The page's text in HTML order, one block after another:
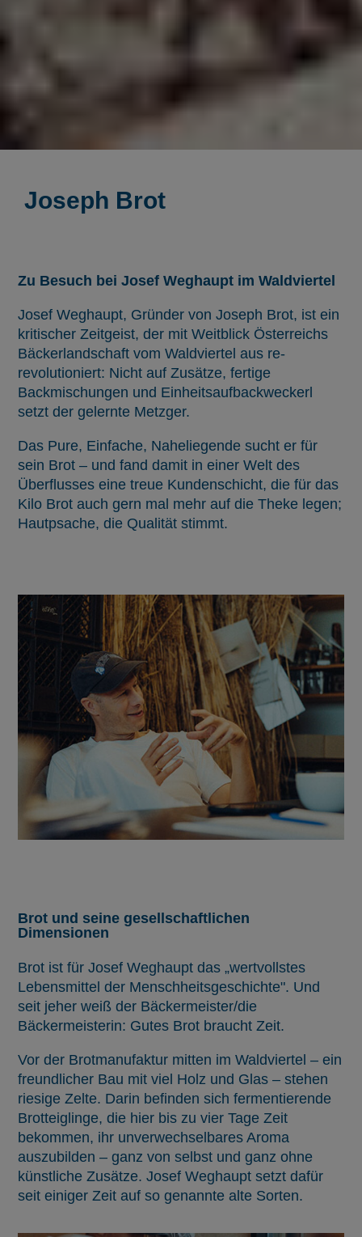
Joseph Brot
Zu Besuch bei Josef Weghaupt im Waldviertel
Josef Weghaupt, Gründer von Joseph Brot, ist ein
kritischer Zeitgeist, der mit Weitblick Österreichs
Bäckerlandschaft vom Waldviertel aus re-
revolutioniert: Nicht auf Zusätze, fertige
Backmischungen und Einheitsaufbackweckerl
setzt der gelernte Metzger.
Das Pure, Einfache, Naheliegende sucht er für
sein Brot – und fand damit in einer Welt des
Überflusses eine treue Kundenschicht, die für das
Kilo Brot auch gern mal mehr auf die Theke legen;
Hautpsache, die Qualität stimmt.
Brot und seine gesellschaftlichen
Dimensionen
Brot ist für Josef Weghaupt das „wertvollstes
Lebensmittel der Menschheitsgeschichte". Und
seit jeher weiß der Bäckermeister/die
Bäckermeisterin: Gutes Brot braucht Zeit.
Vor der Brotmanufaktur mitten im Waldviertel – ein
freundlicher Bau mit viel Holz und Glas – stehen
riesige Zelte. Darin befinden sich fermentierende
Brotteiglinge, die hier bis zu vier Tage Zeit
bekommen, ihr unverwechselbares Aroma
auszubilden – ganz von selbst und ganz ohne
künstliche Zusätze. Josef Weghaupt setzt dafür
seit einiger Zeit auf so genannte alte Sorten.